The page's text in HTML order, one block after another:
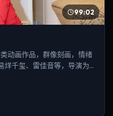
99:02
动画作品，群像刻画，情绪
烊千玺、雷佳音等，导演为